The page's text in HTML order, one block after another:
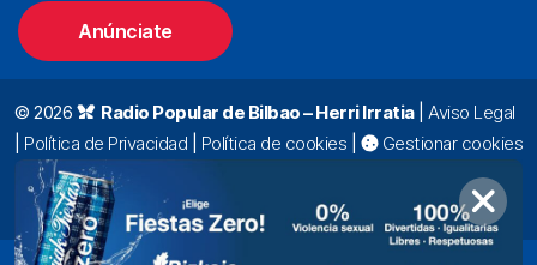
Anúnciate
© 2026 Radio Popular de Bilbao – Herri Irratia| Aviso Legal
Política de Privacidad Política de cookies
Gestionar cookies
Alda. Mazarredo, 47 – 7º 48009 Bilbao |
|
oyentes@radiopopular.com